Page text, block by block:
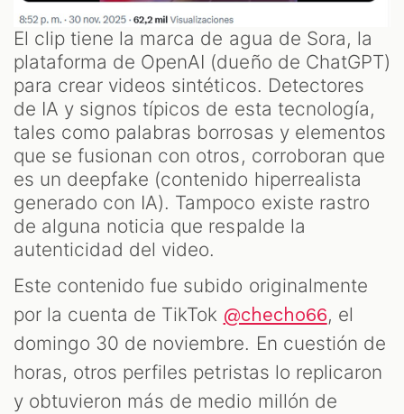
El clip tiene la marca de agua de Sora, la
plataforma de OpenAI (dueño de ChatGPT)
para crear videos sintéticos. Detectores
de IA y signos típicos de esta tecnología,
tales como palabras borrosas y elementos
que se fusionan con otros, corroboran que
es un deepfake (contenido hiperrealista
generado con IA). Tampoco existe rastro
de alguna noticia que respalde la
autenticidad del video.
Este contenido fue subido originalmente
por la cuenta de TikTok @checho66, el
domingo 30 de noviembre. En cuestión de
horas, otros perfiles petristas lo replicaron
y obtuvieron más de medio millón de